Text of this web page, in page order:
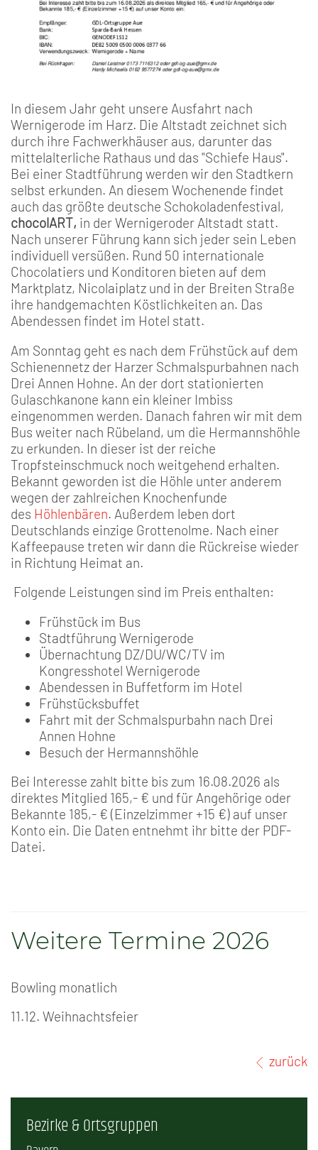
In diesem Jahr geht unsere Ausfahrt nach
Wernigerode im Harz. Die Altstadt zeichnet sich
durch ihre Fachwerkhäuser aus, darunter das
mittelalterliche Rathaus und das "Schiefe Haus".
Bei einer Stadtführung werden wir den Stadtkern
selbst erkunden. An diesem Wochenende findet
auch das größte deutsche Schokoladenfestival,
chocolART, in der Wernigeroder Altstadt statt.
Nach unserer Führung kann sich jeder sein Leben
individuell versüßen. Rund 50 internationale
Chocolatiers und Konditoren bieten auf dem
Marktplatz, Nicolaiplatz und in der Breiten Straße
ihre handgemachten Köstlichkeiten an. Das
Abendessen findet im Hotel statt.
Am Sonntag geht es nach dem Frühstück auf dem
Schienennetz der Harzer Schmalspurbahnen nach
Drei Annen Hohne. An der dort stationierten
Gulaschkanone kann ein kleiner Imbiss
eingenommen werden. Danach fahren wir mit dem
Bus weiter nach Rübeland, um die Hermannshöhle
zu erkunden. In dieser ist der reiche
Tropfsteinschmuck noch weitgehend erhalten.
Bekannt geworden ist die Höhle unter anderem
wegen der zahlreichen Knochenfunde
des Höhlenbären. Außerdem leben dort
Deutschlands einzige Grottenolme. Nach einer
Kaffeepause treten wir dann die Rückreise wieder
in Richtung Heimat an.
Folgende Leistungen sind im Preis enthalten:
Frühstück im Bus
Stadtführung Wernigerode
Übernachtung DZ/DU/WC/TV im
Kongresshotel Wernigerode
Abendessen in Buffetform im Hotel
Frühstücksbuffet
Fahrt mit der Schmalspurbahn nach Drei
Annen Hohne
Besuch der Hermannshöhle
Bei Interesse zahlt bitte bis zum 16.08.2026 als
direktes Mitglied 165,- € und für Angehörige oder
Bekannte 185,- € (Einzelzimmer +15 €) auf unser
Konto ein. Die Daten entnehmt ihr bitte der PDF-
Datei.
Weitere Termine 2026
Bowling monatlich
11.12. Weihnachtsfeier
zurück
Bezirke & Ortsgruppen